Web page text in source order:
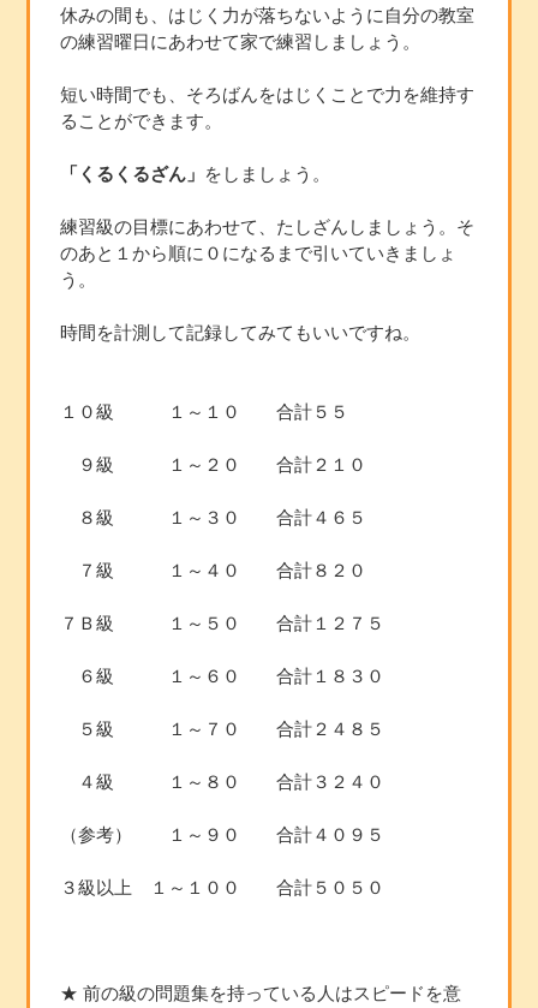
休みの間も、はじく力が落ちないように自分の教室
の練習曜日にあわせて家で練習しましょう。
短い時間でも、そろばんをはじくことで力を維持す
ることができます。
「くるくるざん」 をしましょう。
練習級の目標にあわせて、たしざんしましょう。そ
のあと１から順に０になるまで引いていきましょ
う。
時間を計測して記録してみてもいいですね。
１０級 １～１０ 合計５５
９級 １～２０ 合計２１０
８級 １～３０ 合計４６５
７級 １～４０ 合計８２０
７Ｂ級 １～５０ 合計１２７５
６級 １～６０ 合計１８３０
５級 １～７０ 合計２４８５
４級 １～８０ 合計３２４０
（参考） １～９０ 合計４０９５
３級以上 １～１００ 合計５０５０
★ 前の級の問題集を持っている人はスピードを意